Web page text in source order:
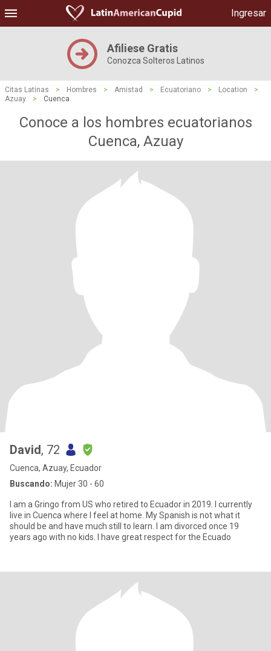
Ingresar
Afiliese Gratis
Conozca Solteros Latinos
Citas Latinas > Hombres > Amistad > Ecuatoriano > Location
>
Azuay
> Cuenca
Conoce a los hombres ecuatorianos
Cuenca, Azuay
David, 72
Cuenca, Azuay, Ecuador
Buscando: Mujer 30 - 60
I am a Gringo from US who retired to Ecuador in 2019. I currently
live in Cuenca where I feel at home. My Spanish is not what it
should be and have much still to learn. I am divorced once 19
years ago with no kids. I have great respect for the Ecuado